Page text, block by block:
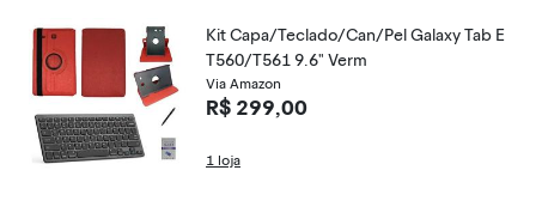
Kit Capa/Teclado/Can/Pel Galaxy Tab E
T560/T561 9.6" Verm
Via Amazon
R$ 299,00
1 loja